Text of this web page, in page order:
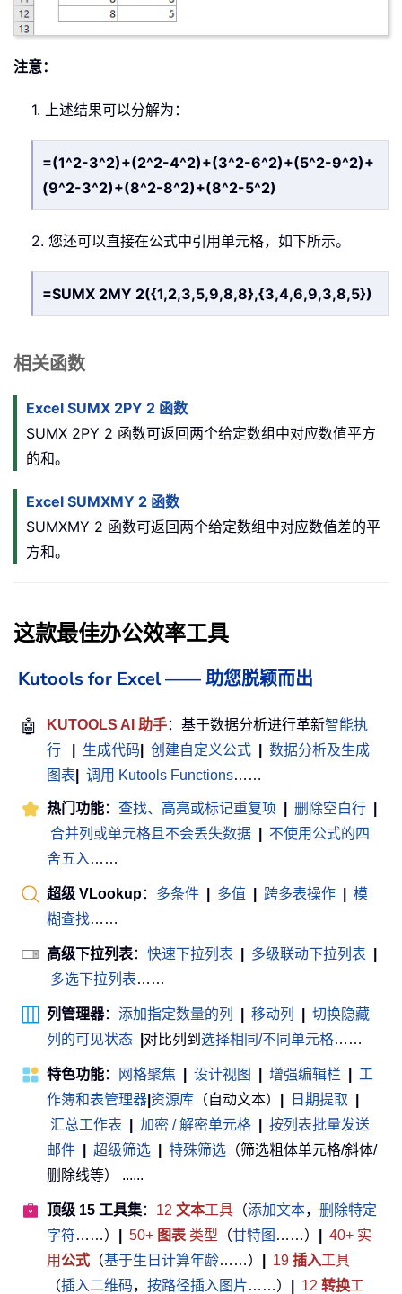
注意：
1. 上述结果可以分解为：
=(1^2-3^2)+(2^2-4^2)+(3^2-6^2)+(5^2-9^2)+
(9^2-3^2)+(8^2-8^2)+(8^2-5^2)
2. 您还可以直接在公式中引用单元格，如下所示。
=SUMX 2MY 2({1,2,3,5,9,8,8},{3,4,6,9,3,8,5})
相关函数
Excel SUMX 2PY 2 函数
SUMX 2PY 2 函数可返回两个给定数组中对应数值平方
的和。
Excel SUMXMY 2 函数
SUMXMY 2 函数可返回两个给定数组中对应数值差的平
方和。
这款最佳办公效率工具
Kutools for Excel —— 助您脱颖而出
🤖 KUTOOLS AI 助手：基于数据分析进行革新智能执
行
生成代码 创建自定义公式
数据分析及生成
图表
调用 Kutools Functions……
热门功能： 查找、高亮或标记重复项 删除空白行
合并列或单元格且不会丢失数据
不使用公式的四
舍五入 ……
超级 VLookup： 多条件 多值 跨多表操作
模
糊查找……
高级下拉列表： 快速下拉列表 多级联动下拉列表
多选下拉列表……
列管理器： 添加指定数量的列 移动列
切换隐藏
列的可见状态
对比列到 选择相同/不同单元格……
特色功能： 网格聚焦 设计视图 增强编辑栏
工
作簿和表管理器 资源库 （自动文本） 日期提取
汇总工作表
加密 / 解密单元格
按列表批量发送
邮件
超级筛选 特殊筛选 （筛选粗体单元格/斜体/
删除线等） ......
顶级 15 工具集： 12 文本工具 （添加文本， 删除特定
字符……） 50+ 图表 类型 （甘特图 ……）
40+ 实
用公式 （基于生日计算年龄……） 19 插入工具
（插入二维码， 按路径插入图片……） 12 转换工